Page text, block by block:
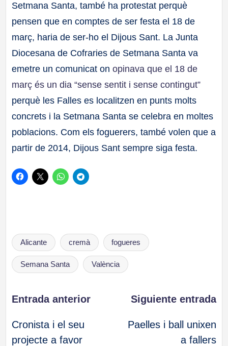
Setmana Santa, també ha protestat perquè
pensen que en comptes de ser festa el 18 de
març, haria de ser-ho el Dijous Sant. La Junta
Diocesana de Cofraries de Setmana Santa va
emetre un comunicat onopinava que el 18 de
març és un dia “sense sentit i sense contingut”
perquè les Falles es localitzen en punts molts
concrets i la Setmana Santa se celebra en moltes
poblacions. Com els foguerers, també volen que a
partir de 2014, Dijous Sant sempre siga festa.
Etiquetas:
Alicante cremà fogueres
Semana Santa València
Navegación
de
Entrada anterior
Cronista i el seu
projecte a favor
Siguiente entrada
Paelles i ball unixen
a fallers